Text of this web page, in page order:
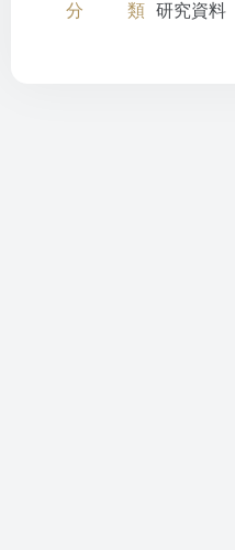
分類 研究資料